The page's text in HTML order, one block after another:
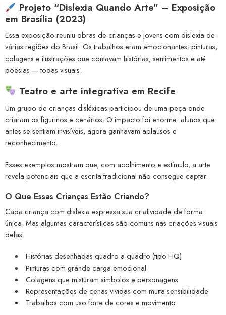
Projeto “Dislexia Quando Arte” – Exposição
em Brasília (2023)
Essa exposição reuniu obras de crianças e jovens com dislexia de
várias regiões do Brasil. Os trabalhos eram emocionantes: pinturas,
colagens e ilustrações que contavam histórias, sentimentos e até
poesias — todas visuais.
Teatro e arte integrativa em Recife
Um grupo de crianças disléxicas participou de uma peça onde
criaram os figurinos e cenários. O impacto foi enorme: alunos que
antes se sentiam invisíveis, agora ganhavam aplausos e
reconhecimento.
Esses exemplos mostram que, com acolhimento e estímulo, a arte
revela potenciais que a escrita tradicional não consegue captar.
O Que Essas Crianças Estão Criando?
Cada criança com dislexia expressa sua criatividade de forma
única. Mas algumas características são comuns nas criações visuais
delas:
Histórias desenhadas quadro a quadro (tipo HQ)
Pinturas com grande carga emocional
Colagens que misturam símbolos e personagens
Representações de cenas vividas com muita sensibilidade
Trabalhos com uso forte de cores e movimento